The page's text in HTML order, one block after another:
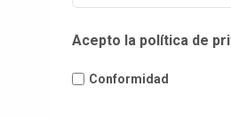
Acepto la política de
Conformidad